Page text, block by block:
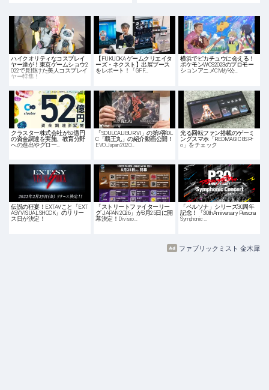
ハイクオリティなコスプレイ
ヤー達が！東京ゲームショウ2
022で見掛けた美人コスプレイ
ヤー特集！
【FUKUOKA ゲームクリエイタ
ーズ・ネクスト】出展ブース
をレポート！「GFF…
横浜でピカチュウに会える！
ポケモンWCS2023のプロモー
ションアニメCMが公…
クラスター株式会社が52億円
の資金調達を実施、教育分野
への進出やグロー…
「SOULCALIBUR VI」の第9弾DL
C「覇王丸」の紹介動画公開！
EVO Japan 2020…
光る回転ファン搭載のゲーミ
ングスマホ「REDMAGIC 8S Pr
o」をチェック
伝説の狂宴！EXTAVこと「EXT
ASY VISUAL SHOCK」のリリー
ス日が決定！
「ストリートファイターリー
グ JAPAN 2026」が8月25日に開
幕決定！Divisio…
「ペルソナ」シリーズ30周年
記念！「30th Anniversary Persona
Symphonic …
ファブリックミスト 金木犀